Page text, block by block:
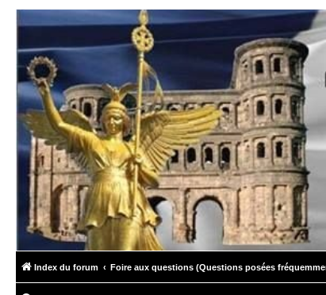
Index du forum Foire aux questions (Questions posées